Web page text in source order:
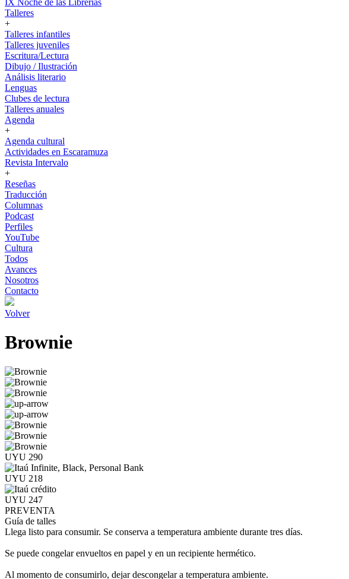
IX Noche de las Librerías
Talleres
+
Talleres infantiles
Talleres juveniles
Escritura/Lectura
Dibujo / Ilustración
Análisis literario
Lenguas
Clubes de lectura
Talleres anuales
Agenda
+
Agenda cultural
Actividades en Escaramuza
Revista Intervalo
+
Reseñas
Traducción
Columnas
Podcast
Perfiles
YouTube
Cultura
Todos
Avances
Nosotros
Contacto
Volver
Brownie
UYU 290
UYU 218
UYU 247
PREVENTA
Guía de talles
Llega listo para consumir. Se conserva a temperatura ambiente durante tres días.
Se puede congelar envueltos en papel y en un recipiente hermético.
Al momento de consumirlo, dejar descongelar a temperatura ambiente.